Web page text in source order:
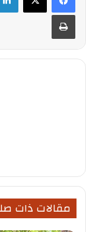
طباعة
مقالات ذات